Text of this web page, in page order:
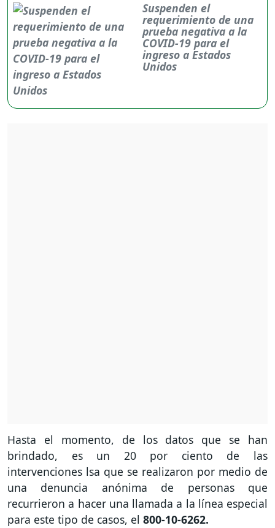
Suspenden el
requerimiento de una
prueba negativa a la
COVID-19 para el
ingreso a Estados
Unidos
Hasta el momento, de los datos que se han
brindado, es un 20 por ciento de las
intervenciones lsa que se realizaron por medio de
una denuncia anónima de personas que
recurrieron a hacer una llamada a la línea especial
para este tipo de casos, el 800-10-6262.